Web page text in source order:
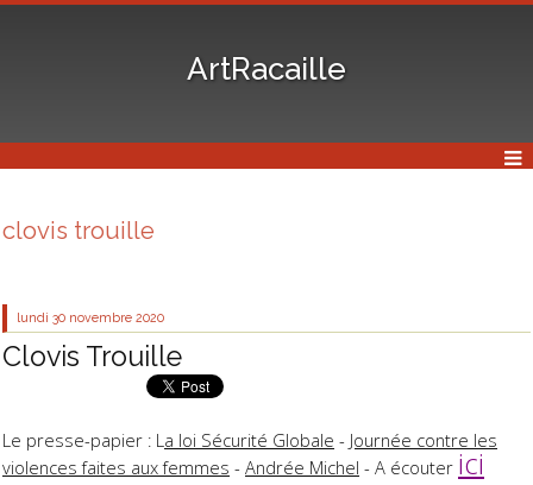
ArtRacaille
clovis trouille
lundi 30 novembre 2020
Clovis Trouille
Le presse-papier : La loi Sécurité Globale - Journée contre les
violences faites aux femmes - Andrée Michel - A écouter ici